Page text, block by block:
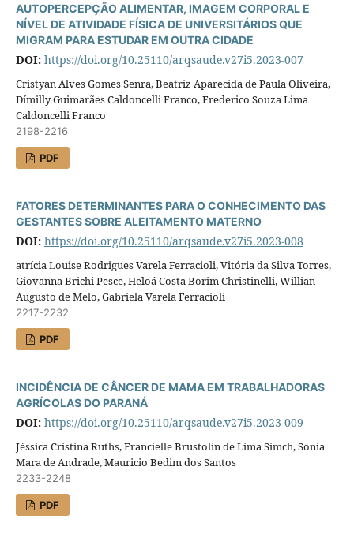
AUTOPERCEPÇÃO ALIMENTAR, IMAGEM CORPORAL E
NÍVEL DE ATIVIDADE FÍSICA DE UNIVERSITÁRIOS QUE
MIGRAM PARA ESTUDAR EM OUTRA CIDADE
DOI: https://doi.org/10.25110/arqsaude.v27i5.2023-007
Cristyan Alves Gomes Senra, Beatriz Aparecida de Paula Oliveira,
Dímilly Guimarães Caldoncelli Franco, Frederico Souza Lima
Caldoncelli Franco
2198-2216
PDF
FATORES DETERMINANTES PARA O CONHECIMENTO DAS
GESTANTES SOBRE ALEITAMENTO MATERNO
DOI: https://doi.org/10.25110/arqsaude.v27i5.2023-008
atrícia Louise Rodrigues Varela Ferracioli, Vitória da Silva Torres,
Giovanna Brichi Pesce, Heloá Costa Borim Christinelli, Willian
Augusto de Melo, Gabriela Varela Ferracioli
2217-2232
PDF
INCIDÊNCIA DE CÂNCER DE MAMA EM TRABALHADORAS
AGRÍCOLAS DO PARANÁ
DOI: https://doi.org/10.25110/arqsaude.v27i5.2023-009
Jéssica Cristina Ruths, Francielle Brustolin de Lima Simch, Sonia
Mara de Andrade, Mauricio Bedim dos Santos
2233-2248
PDF